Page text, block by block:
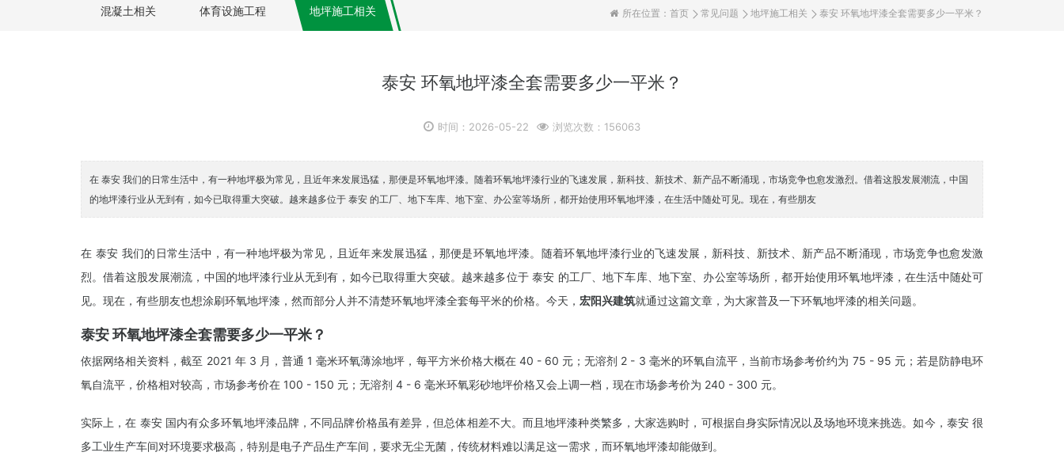
混凝土相关 体育设施工程 地坪施工相关 所在位置： 首页 常见问题 地坪施工相关 泰安 环氧地坪漆全套需要多少一平米？
泰安 环氧地坪漆全套需要多少一平米？
时间：2026-05-22 浏览次数：156063
在 泰安 我们的日常生活中，有一种地坪极为常见，且近年来发展迅猛，那便是环氧地坪漆。随着环氧地坪漆行业的飞速发展，新科技、新技术、新产品不断涌现，市场竞争也愈发激烈。借着这股发展潮流，中国
的地坪漆行业从无到有，如今已取得重大突破。越来越多位于 泰安 的工厂、地下车库、地下室、办公室等场所，都开始使用环氧地坪漆，在生活中随处可见。现在，有些朋友
在 泰安 我们的日常生活中，有一种地坪极为常见，且近年来发展迅猛，那便是环氧地坪漆。随着环氧地坪漆行业的飞速发展，新科技、新技术、新产品不断涌现，市场竞争也愈发激
烈。借着这股发展潮流，中国的地坪漆行业从无到有，如今已取得重大突破。越来越多位于 泰安 的工厂、地下车库、地下室、办公室等场所，都开始使用环氧地坪漆，在生活中随处可
见。现在，有些朋友也想涂刷环氧地坪漆，然而部分人并不清楚环氧地坪漆全套每平米的价格。今天， 宏阳兴建筑就通过这篇文章，为大家普及一下环氧地坪漆的相关问题。
泰安 环氧地坪漆全套需要多少一平米？
依据网络相关资料，截至 2021 年 3 月，普通 1 毫米环氧薄涂地坪，每平方米价格大概在 40 - 60 元；无溶剂 2 - 3 毫米的环氧自流平，当前市场参考价约为 75 - 95 元；若是防静电环
氧自流平，价格相对较高，市场参考价在 100 - 150 元；无溶剂 4 - 6 毫米环氧彩砂地坪价格又会上调一档，现在市场参考价为 240 - 300 元。
实际上，在 泰安 国内有众多环氧地坪漆品牌，不同品牌价格虽有差异，但总体相差不大。而且地坪漆种类繁多，大家选购时，可根据自身实际情况以及场地环境来挑选。如今，泰安 很
多工业生产车间对环境要求极高，特别是电子产品生产车间，要求无尘无菌，传统材料难以满足这一需求，而环氧地坪漆却能做到。